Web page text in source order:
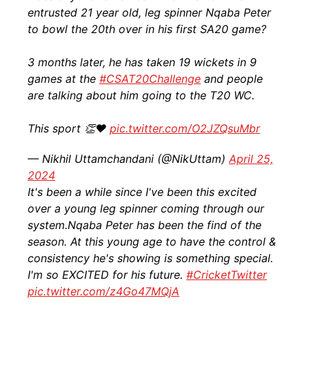
entrusted 21 year old, leg spinner Nqaba Peter
to bowl the 20th over in his first SA20 game?
3 months later, he has taken 19 wickets in 9
games at the #CSAT20Challenge and people
are talking about him going to the T20 WC.
This sport 👏❤️ pic.twitter.com/O2JZQsuMbr
— Nikhil Uttamchandani (@NikUttam) April 25,
2024
It's been a while since I've been this excited
over a young leg spinner coming through our
system.Nqaba Peter has been the find of the
season. At this young age to have the control &
consistency he's showing is something special.
I'm so EXCITED for his future. #CricketTwitter
pic.twitter.com/z4Go47MQjA